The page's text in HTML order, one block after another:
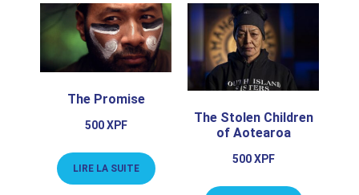
The Promise
500XPF
LIRE LA SUITE
The Stolen Children
of Aotearoa
500XPF